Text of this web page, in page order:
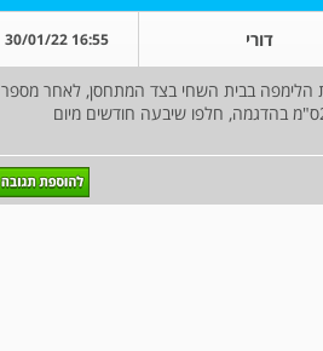
דורי 16:55 30/01/22
הלימפה בבית השחי בצד המתחסן, לאחר מספר
שבועות חלה ירידה בנפח הבלוטה והיא היתיצבה אבל עדיין נפוחה 2.3ס"מ בהדגמה, חלפו שיבעה חודשים מיום